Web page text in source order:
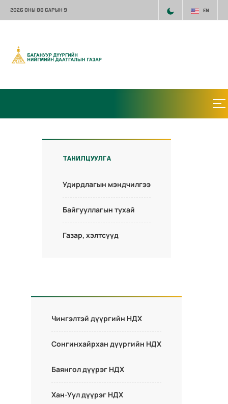
2026 ОНЫ 08 САРЫН 9 EN
ТАНИЛЦУУЛГА
Удирдлагын мэндчилгээ
Байгууллагын тухай
Газар, хэлтсүүд
Чингэлтэй дүүргийн НДХ
Сонгинхайрхан дүүргийн НДХ
Баянгол дүүрэг НДХ
Хан-Уул дүүрэг НДХ